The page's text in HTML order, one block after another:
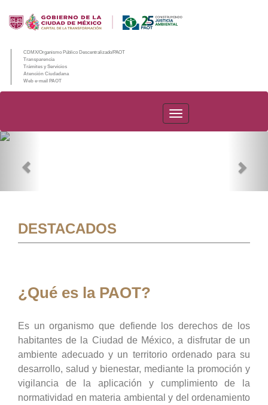
CDMX/Organismo Público Descentralizado/PAOT
Transparencia
Trámites y Servicios
Atención Ciudadana
Web e-mail PAOT
PAOT
DESTACADOS
¿Qué es la PAOT?
Es un organismo que defiende los derechos de los
habitantes de la Ciudad de México, a disfrutar de un
ambiente adecuado y un territorio ordenado para su
desarrollo, salud y bienestar, mediante la promoción y
vigilancia de la aplicación y cumplimiento de la
normatividad en materia ambiental y del ordenamiento